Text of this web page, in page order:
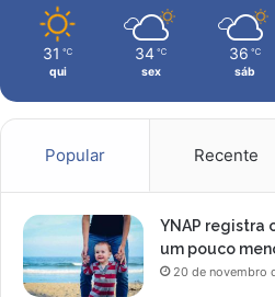
31 ℃
qui
34 ℃
sex
36 ℃
sáb
Popular Recente
YNAP registra
um pouco
20 de novembro